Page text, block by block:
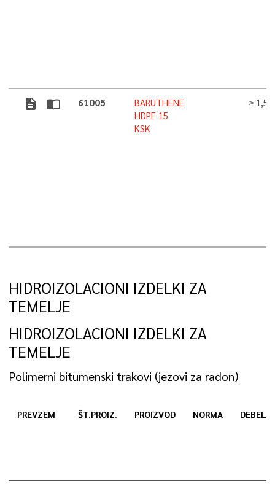
description import_contacts 61005
BARUTHENE
HDPE 15
KSK
≥ 1,5
HIDROIZOLACIONI IZDELKI ZA
TEMELJE
HIDROIZOLACIONI IZDELKI ZA
TEMELJE
Polimerni bitumenski trakovi (jezovi za radon)
PREVZEM ŠT.PROIZ. PROIZVOD NORMA